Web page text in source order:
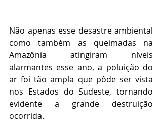
Não apenas esse desastre ambiental
como também as queimadas na
Amazônia atingiram níveis
alarmantes esse ano, a poluição do
ar foi tão ampla que pôde ser vista
nos Estados do Sudeste, tornando
evidente a grande destruição
ocorrida.